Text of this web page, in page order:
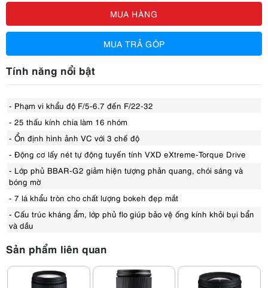
MUA HÀNG
MUA TRẢ GÓP
Tính năng nổi bật
- Phạm vi khẩu độ F/5-6.7 đến F/22-32
- 25 thấu kính chia làm 16 nhóm
- Ổn định hình ảnh VC với 3 chế độ
- Động cơ lấy nét tự động tuyến tính VXD eXtreme-Torque Drive
- Lớp phủ BBAR-G2 giảm hiện tượng phản quang, chói sáng và
bóng mờ
- 7 lá khẩu tròn cho chất lượng bokeh đẹp mắt
- Cấu trúc kháng ẩm, lớp phủ flo giúp bảo vệ ống kính khỏi bụi bẩn
và dầu
Sản phẩm liên quan